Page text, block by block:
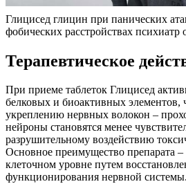
Глицисед глицин при панических
фобических расстройствах психиатр
Терапевтическое
При приеме таблеток Глицисед
белковых и биоактивных элементов,
укреплению нервных волокон –
нейроны становятся менее
разрушительному воздействию
Основное преимущество препарата –
клеточном уровне путем
функционирования нервной системы.